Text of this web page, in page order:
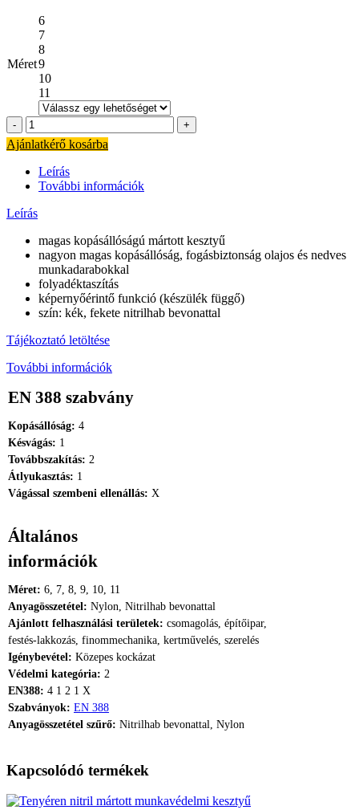
Méret
6
7
8
9
10
11
Diptex
160
tenyéren
nitril
mártott
munkavédelmi
kesztyű
mennyiség
Ajánlatkérő kosárba
Leírás
További információk
Leírás
magas kopásállóságú mártott kesztyű
nagyon magas kopásállóság, fogásbiztonság olajos és nedves
munkadarabokkal
folyadéktaszítás
képernyőérintő funkció (készülék függő)
szín: kék, fekete nitrilhab bevonattal
Tájékoztató letöltése
További információk
EN 388 szabvány
Kopásállóság: 4
Késvágás: 1
Továbbszakítás: 2
Átlyukasztás: 1
Vágással szembeni ellenállás: X
Általános
információk
Méret: 6, 7, 8, 9, 10, 11
Anyagösszetétel: Nylon, Nitrilhab bevonattal
Ajánlott felhasználási területek: csomagolás, építőipar,
festés-lakkozás, finommechanika, kertművelés, szerelés
Igénybevétel: Közepes kockázat
Védelmi kategória: 2
EN388: 4 1 2 1 X
Szabványok: EN 388
Anyagösszetétel szűrő: Nitrilhab bevonattal, Nylon
Kapcsolódó termékek